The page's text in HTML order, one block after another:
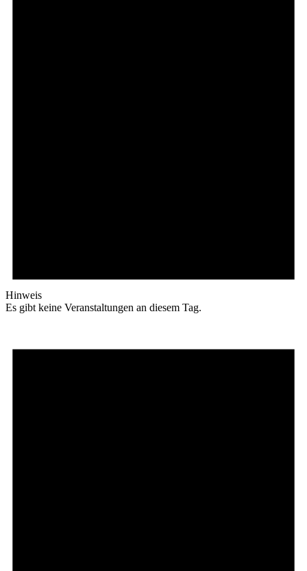
Hinweis
Es gibt keine Veranstaltungen an diesem Tag.